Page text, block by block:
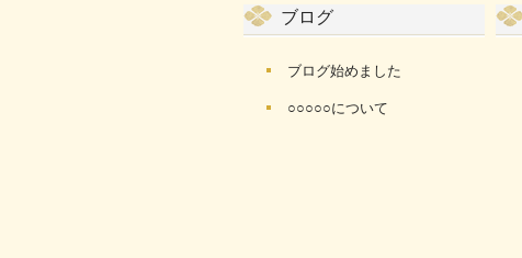
ブログ
ブログ始めました
○○○○○について